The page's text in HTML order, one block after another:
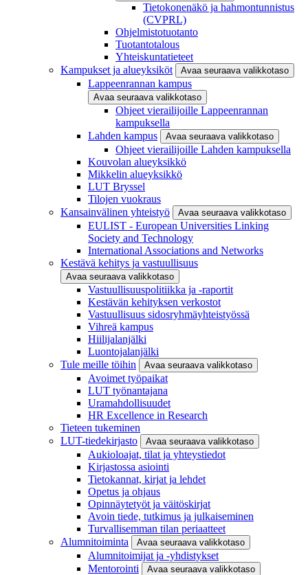
Tietokonenäkö ja hahmontunnistus
(CVPRL)
Ohjelmistotuotanto
Tuotantotalous
Yhteiskuntatieteet
Kampukset ja alueyksiköt
Avaa seuraava valikkotaso
Lappeenrannan kampus
Avaa seuraava valikkotaso
Ohjeet vierailijoille Lappeenrannan
kampuksella
Lahden kampus
Avaa seuraava valikkotaso
Ohjeet vierailijoille Lahden kampuksella
Kouvolan alueyksikkö
Mikkelin alueyksikkö
LUT Bryssel
Tilojen vuokraus
Kansainvälinen yhteistyö
Avaa seuraava valikkotaso
EULIST - European Universities Linking
Society and Technology
International Associations and Networks
Kestävä kehitys ja vastuullisuus
Avaa seuraava valikkotaso
Vastuullisuuspolitiikka ja -raportit
Kestävän kehityksen verkostot
Vastuullisuus sidosryhmäyhteistyössä
Vihreä kampus
Hiilijalanjälki
Luontojalanjälki
Tule meille töihin
Avaa seuraava valikkotaso
Avoimet työpaikat
LUT työnantajana
Uramahdollisuudet
HR Excellence in Research
Tieteen tukeminen
LUT-tiedekirjasto
Avaa seuraava valikkotaso
Aukioloajat, tilat ja yhteystiedot
Kirjastossa asiointi
Tietokannat, kirjat ja lehdet
Opetus ja ohjaus
Opinnäytetyöt ja väitöskirjat
Avoin tiede, tutkimus ja julkaiseminen
Turvallisemman tilan periaatteet
Alumnitoiminta
Avaa seuraava valikkotaso
Alumnitoimijat ja -yhdistykset
Mentorointi
Avaa seuraava valikkotaso